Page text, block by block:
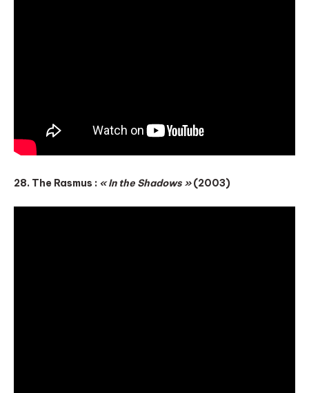
28. The Rasmus : « In the Shadows »(2003)